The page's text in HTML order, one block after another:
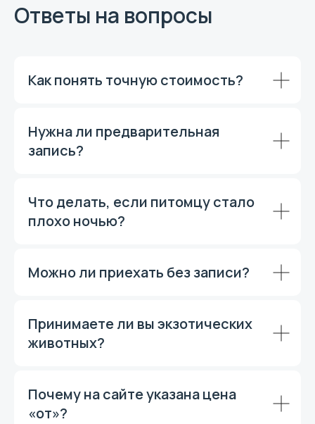
Ответы на вопросы
Как понять точную стоимость?
Нужна ли предварительная
запись?
Что делать, если питомцу стало
плохо ночью?
Можно ли приехать без записи?
Принимаете ли вы экзотических
животных?
Почему на сайте указана цена
«от»?